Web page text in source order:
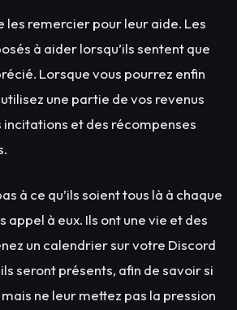
les remercier pour leur aide. Les
à aider lorsqu’ils sentent que
Lorsque vous pourrez enfin
une partie de vos revenus
et des récompenses
à ce qu’ils soient tous là à chaque
appel à eux. Ils ont une vie et des
un calendrier sur votre Discord
seront présents, afin de savoir si
ne leur mettez pas la pression